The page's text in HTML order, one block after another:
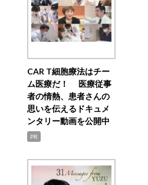
CAR T細胞療法はチー
ム医療だ！ 医療従事
者の情熱、患者さんの
思いを伝えるドキュメ
ンタリー動画を公開中
PR